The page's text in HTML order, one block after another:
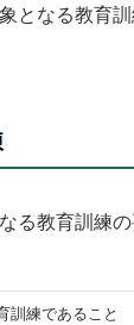
となる教育
る教育訓練
訓練であること